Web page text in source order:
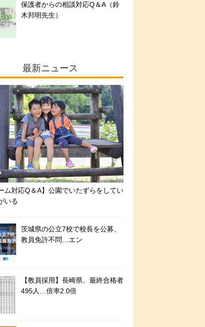
保護者からの相談対応Q＆A（鈴
木邦明先生）
最新ニュース
ム対応Q＆A】公園でいたずらをしてい
いる
茨城県の公立7校で校長を公募、
教員免許不問…エン
【教員採用】長崎県、最終合格者
495人…倍率2.0倍